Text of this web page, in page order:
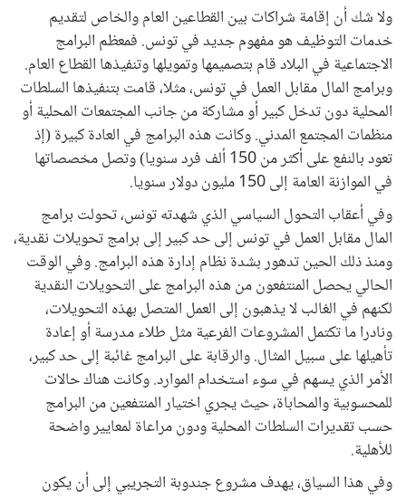
ولا شك أن إقامة شراكات بين القطاعين العام والخاص لتقديم
خدمات التوظيف هو مفهوم جديد في تونس. فمعظم البرامج
الاجتماعية في البلاد قام بتصميمها وتمويلها وتنفيذها القطاع العام.
وبرامج المال مقابل العمل في تونس، مثلا، قامت بتنفيذها السلطات
المحلية دون تدخل كبير أو مشاركة من جانب المجتمعات المحلية أو
منظمات المجتمع المدني. وكانت هذه البرامج في العادة كبيرة (إذ
تعود بالنفع على أكثر من 150 ألف فرد سنويا) وتصل مخصصاتها
في الموازنة العامة إلى 150 مليون دولار سنويا.
وفي أعقاب التحول السياسي الذي شهدته تونس، تحولت برامج
المال مقابل العمل في تونس إلى حد كبير إلى برامج تحويلات نقدية،
ومنذ ذلك الحين تدهور بشدة نظام إدارة هذه البرامج. وفي الوقت
الحالي يحصل المنتفعون من هذه البرامج على التحويلات النقدية
لكنهم في الغالب لا يذهبون إلى العمل المتصل بهذه التحويلات،
ونادرا ما تكتمل المشروعات الفرعية مثل طلاء مدرسة أو إعادة
تأهيلها على سبيل المثال. والرقابة على البرامج غائبة إلى حد كبير،
الأمر الذي يسهم في سوء استخدام الموارد. وكانت هناك حالات
للمحسوبية والمحاباة، حيث يجري اختيار المنتفعين من البرامج
حسب تقديرات السلطات المحلية ودون مراعاة لمعايير واضحة
للأهلية.
وفي هذا السياق، يهدف مشروع جندوبة التجريبي إلى أن يكون